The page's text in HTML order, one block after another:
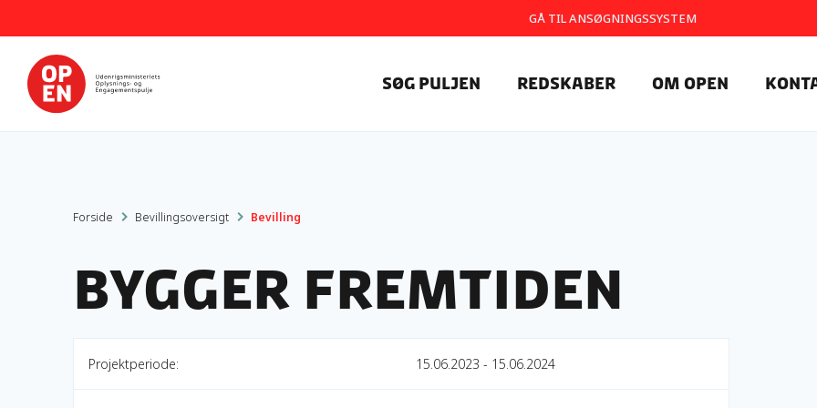
GÅ TIL ANSØGNINGSSYSTEM
Søg Puljen Redskaber Om OpEn
Forside Bevillingsoversigt Bevilling
Bygger fremtiden
Projektperiode: 15.06.2023 - 15.06.2024